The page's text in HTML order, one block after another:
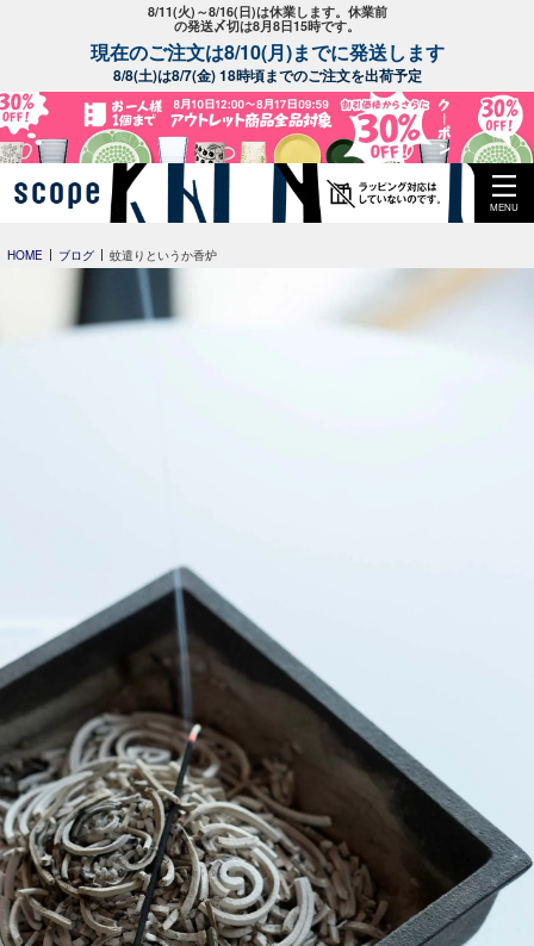
8/11(火)～8/16(日)は休業します。休業前
の発送〆切は8月8日15時です。
現在のご注文は8/10(月)までに発送します
8/8(土)は8/7(金) 18時頃までのご注文を出荷予定
MENU
HOME ブログ 蚊遣りというか香炉